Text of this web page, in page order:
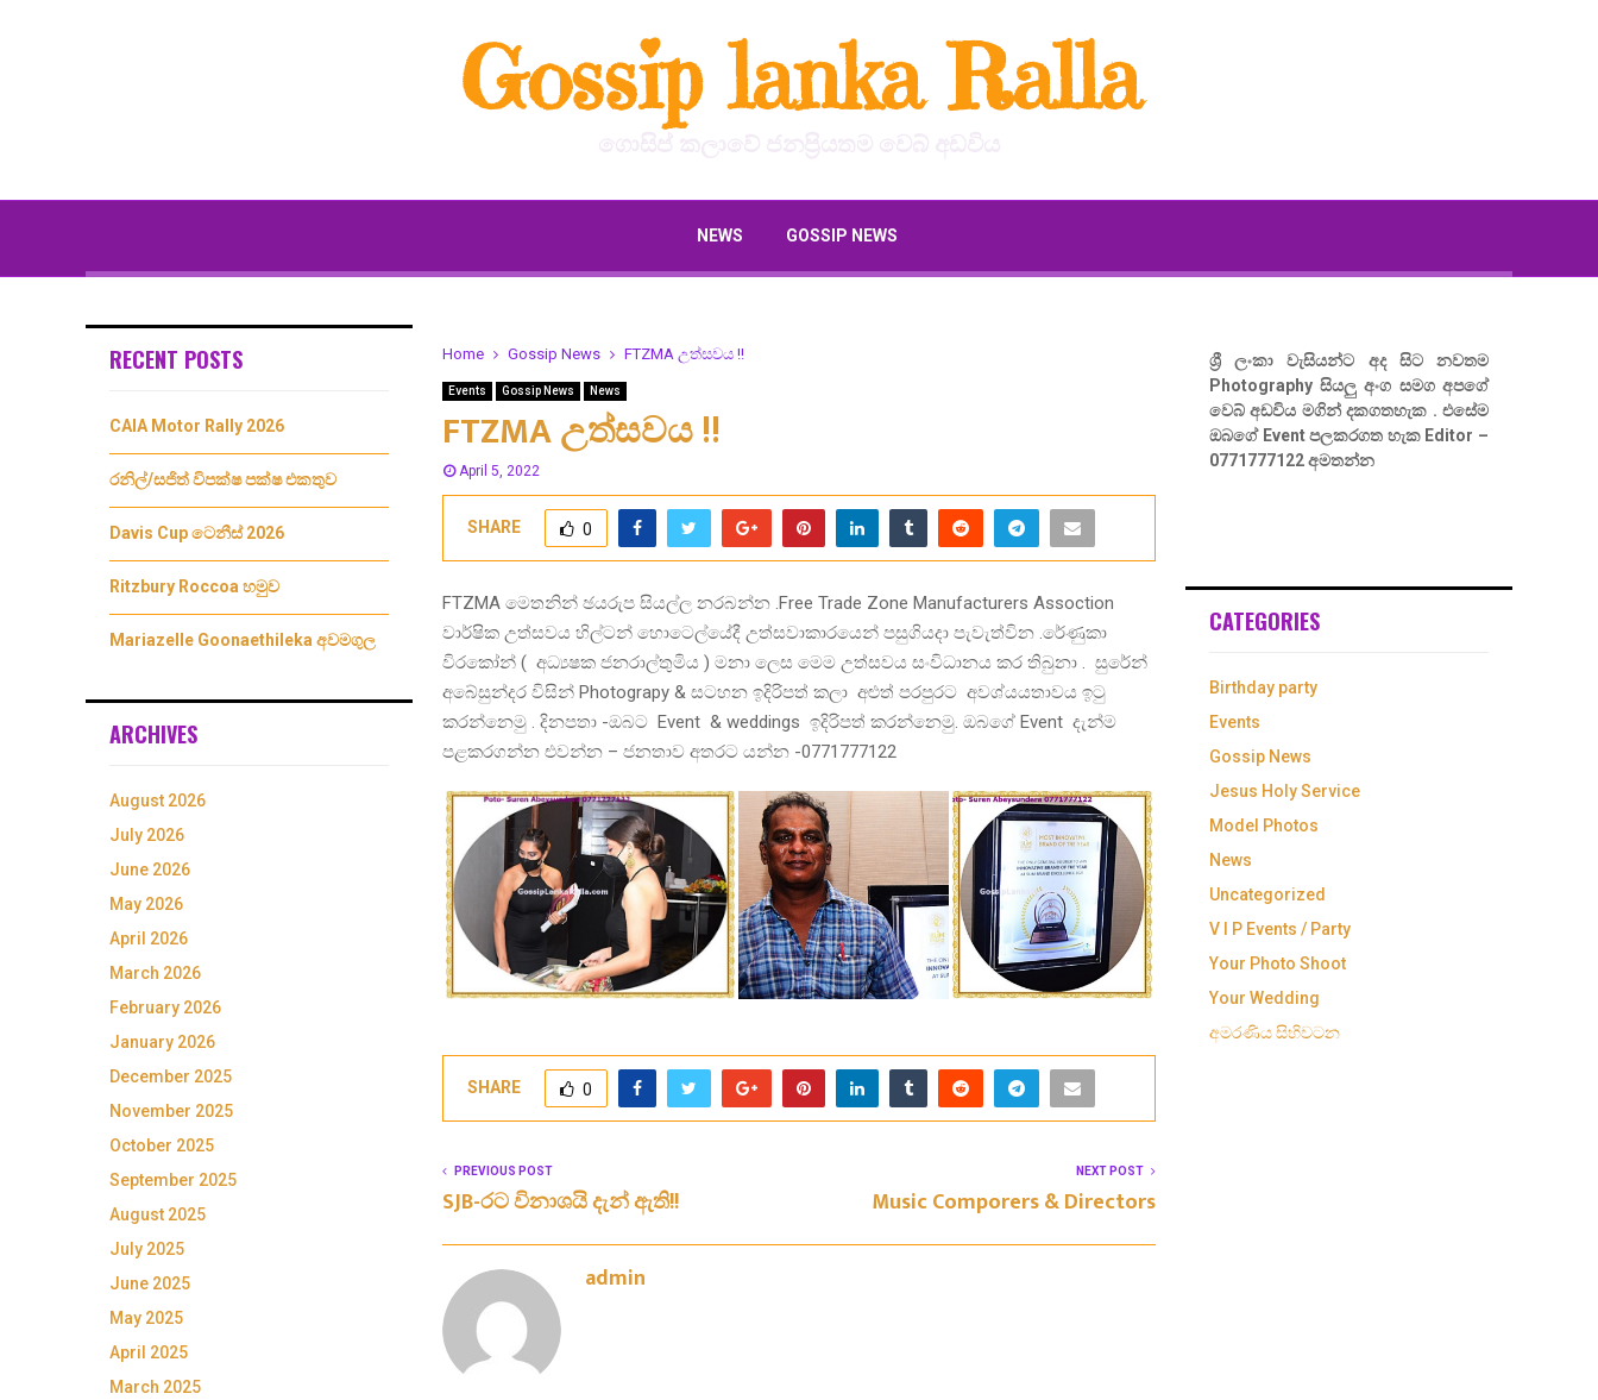
Gossip lanka Ralla
NEWS GOSSIP NEWS
Home Gossip News FTZMA උත්සවය !!
Events Gossip News News
FTZMA උත්සවය !!
April 5, 2022
SHARE 0
FTZMA මෙතනින් ඡයරුප සියල්ල නරබන්න .Free Trade Zone Manufacturers Assoction
වාර්ෂික උත්සවය හිල්ටන් හොටෙල්යේදී උත්සවාකාරයෙන් පසුගියදා පැවැත්වින .රේණුකා
විරකෝන් ( අධ්‍යෂක ජනරාල්තුමිය ) මනා ලෙස මෙම උත්සවය සංවිධානය කර තිබුනා . සුරේන්
අබේසුන්දර විසින් Photograpy & සටහන ඉදිරිපත් කලා අළුත් පරපුරට අවශ්යයතාවය ඉටු
කරන්නෙමු . දිනපතා -ඔබට Event & weddings ඉදිරිපත් කරන්නෙමු. ඔබගේ Event දැන්ම
පළකරගන්න එවන්න – ජනතාව අතරට යන්න -0771777122
SHARE 0
PREVIOUS POST
SJB-රට විනාශයි දැන් ඇති!!
NEXT POST
Music Comporers & Directors
admin
RECENT POSTS
CAIA Motor Rally 2026
රනිල්/සජිත් විපක්ෂ පක්ෂ එකතුව
Davis Cup ටෙනීස් 2026
Ritzbury Roccoa හමුව
Mariazelle Goonaethileka අවමගුල
ARCHIVES
August 2026
July 2026
June 2026
May 2026
April 2026
March 2026
February 2026
January 2026
December 2025
November 2025
October 2025
September 2025
August 2025
July 2025
June 2025
May 2025
April 2025
March 2025
ශ්‍රී ලංකා වැසියන්ට අද සිට නවතම
Photography සියලු අංග සමග අපගේ
වෙබ් අඩවිය මගින් දකගතහැක . එසේම
ඔබගේ Event පලකරගත හැක Editor –
0771777122 අමතන්න
CATEGORIES
Birthday party
Events
Gossip News
Jesus Holy Service
Model Photos
News
Uncategorized
V I P Events / Party
Your Photo Shoot
Your Wedding
අමරණිය සිහිවටන